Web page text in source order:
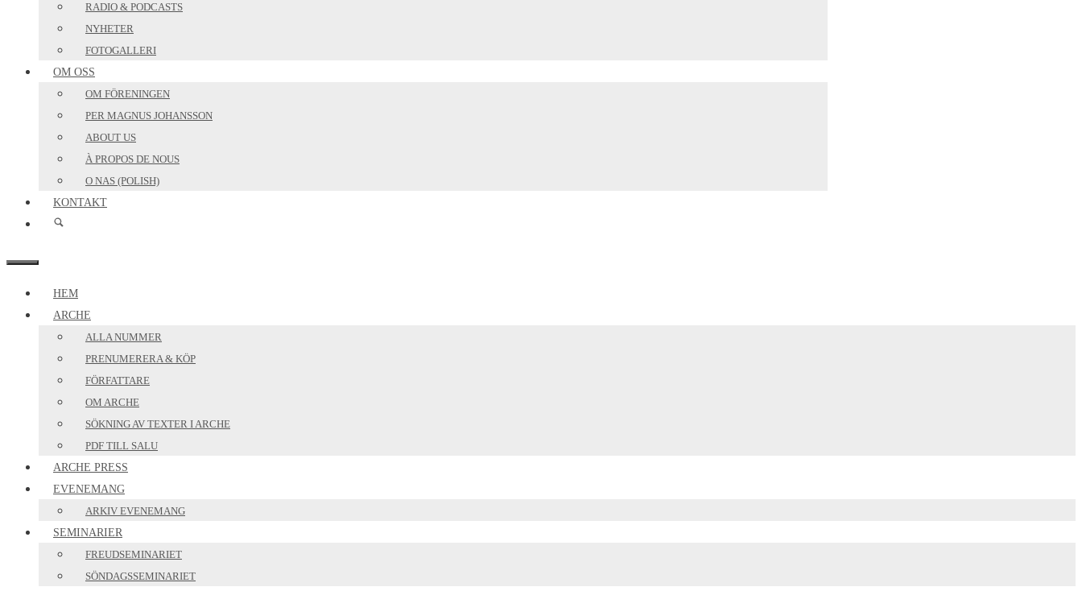
RADIO & PODCASTS
NYHETER
FOTOGALLERI
OM OSS
OM FÖRENINGEN
PER MAGNUS JOHANSSON
ABOUT US
À PROPOS DE NOUS
O NAS (POLISH)
KONTAKT
MENY
HEM
ARCHE
ALLA NUMMER
PRENUMERERA & KÖP
FÖRFATTARE
OM ARCHE
SÖKNING AV TEXTER I ARCHE
PDF TILL SALU
ARCHE PRESS
EVENEMANG
ARKIV EVENEMANG
SEMINARIER
FREUDSEMINARIET
SÖNDAGSSEMINARIET